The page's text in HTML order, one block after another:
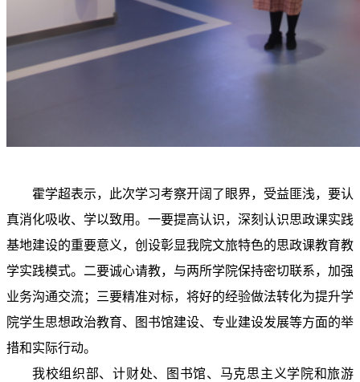
霍学超表示，此次学习考察开阔了眼界，受益匪浅，要认
真消化吸收、学以致用。一要提高认识，深刻认识思政课实践
基地建设的重要意义，创设彰显我院文旅特色的思政课教育教
学实践模式。二要诚心请教，与两所学院保持密切联系，加强
业务沟通交流；三要精准对标，将好的经验做法转化为提升学
院学生思想政治教育、图书馆建设、专业建设发展等方面的举
措和实际行动。
我校组织部、计财处、图书馆、马克思主义学院和旅游